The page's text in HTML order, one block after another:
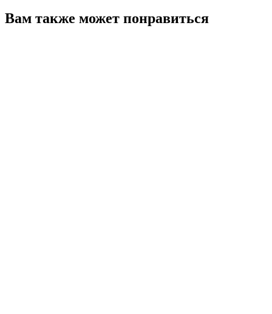
Вам также может понравиться